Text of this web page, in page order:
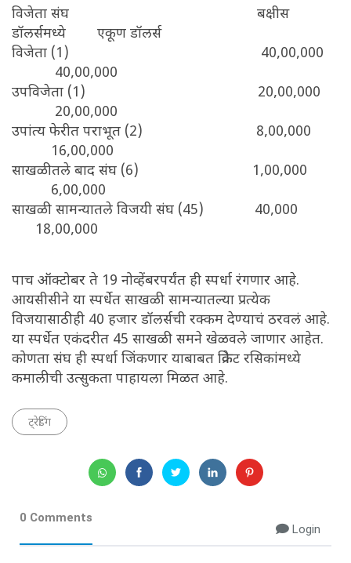
विजेता संघ बक्षीस
डॉलर्समध्ये एकूण डॉलर्स
विजेता (1) 40,00,000
40,00,000
उपविजेता (1) 20,00,000
20,00,000
उपांत्य फेरीत पराभूत (2) 8,00,000
16,00,000
साखळीतले बाद संघ (6) 1,00,000
6,00,000
साखळी सामन्यातले विजयी संघ (45) 40,000
18,00,000
पाच ऑक्टोबर ते 19 नोव्हेंबरपर्यंत ही स्पर्धा रंगणार आहे.
आयसीसीने या स्पर्धेत साखळी सामन्यातल्या प्रत्येक
विजयासाठीही 40 हजार डॉलर्सची रक्कम देण्याचं ठरवलं आहे.
या स्पर्धेत एकंदरीत 45 साखळी समने खेळवले जाणार आहेत.
कोणता संघ ही स्पर्धा जिंकणार याबाबत क्रिकेट रसिकांमध्ये
कमालीची उत्सुकता पाहायला मिळत आहे.
ट्रेडिंग
0 Comments
Login